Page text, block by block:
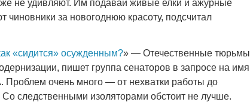
не удивляют. Им подавай живые елки и ажурные
за новогоднюю красоту, подсчитал
«сидится» осужденным?» — Отечественные тюрьмы
пишет группа сенаторов в запросе на имя
очень много — от нехватки работы до
Со следственными изоляторами обстоит не лучше.